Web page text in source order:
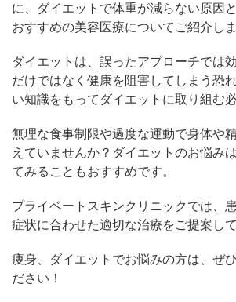
に、ダイエットで体重が減らない原因
おすすめの美容医療についてご紹介しま
ダイエットは、誤ったアプローチでは
だけではなく健康を阻害してしまう恐
い知識をもってダイエットに取り組む
無理な食事制限や過度な運動で身体や
えていませんか？ダイエットのお悩み
てみることもおすすめです。
プライベートスキンクリニックでは、
症状に合わせた適切な治療をご提案して
痩身、ダイエットでお悩みの方は、ぜ
ださい！